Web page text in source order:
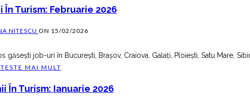
Turism: Februarie 2026
NITESCU ON 15/02/2026
job-uri în București, Brașov, Craiova, Galați, Ploiești, Satu Mare,
MAI MULT
În Turism: Ianuarie 2026